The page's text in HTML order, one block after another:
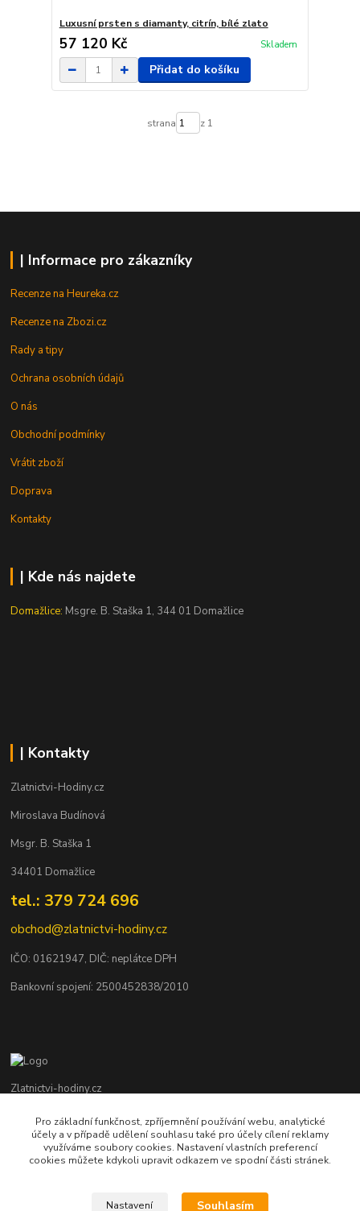
Luxusní prsten s diamanty, citrín, bílé zlato
57 120 Kč Skladem
Přidat do košíku
strana z 1
| Informace pro zákazníky
Recenze na Heureka.cz
Recenze na Zbozi.cz
Rady a tipy
Ochrana osobních údajů
O nás
Obchodní podmínky
Vrátit zboží
Doprava
Kontakty
| Kde nás najdete
Domažlice: Msgre. B. Staška 1, 344 01 Domažlice
| Kontakty
Zlatnictvi-Hodiny.cz
Miroslava Budínová
Msgr. B. Staška 1
34401 Domažlice
tel.: 379 724 696
obchod@zlatnictvi-hodiny.cz
IČO: 01621947, DIČ: neplátce DPH
Bankovní spojení: 2500452838/2010
Zlatnictvi-hodiny.cz
+420 379 492 545
Po - Pá: 9,00 - 17,00 hod., So: 9,00 - 11,30 hod.
Pro základní funkčnost, zpříjemnění používání webu, analytické
účely a v případě udělení souhlasu také pro účely cílení reklamy
využíváme soubory cookies. Nastavení vlastních preferencí
cookies můžete kdykoli upravit odkazem ve spodní části stránek.
Nastavení Souhlasím